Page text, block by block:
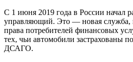
С 1 июня 2019 года в России начал
управляющий. Это — новая служба,
права потребителей финансовых
тех, чьи автомобили
ДСАГО.